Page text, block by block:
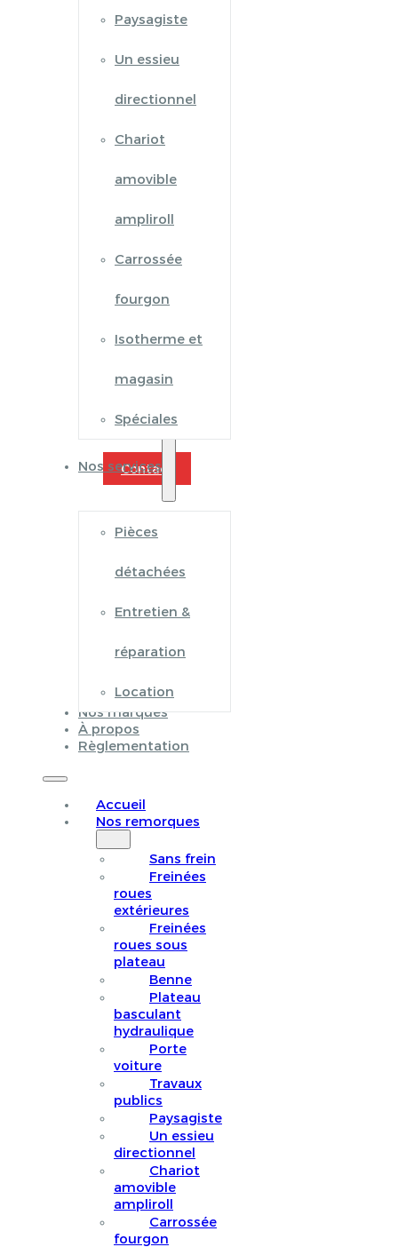
Paysagiste
Un essieu
directionnel
Chariot
amovible
ampliroll
Carrossée
fourgon
Isotherme et
magasin
Spéciales
Nos services
Pièces
détachées
Entretien &
réparation
Location
Nos marques
À propos
Règlementation
Accueil
Nos remorques
Sans frein
Freinées
roues
extérieures
Freinées
roues sous
plateau
Benne
Plateau
basculant
hydraulique
Porte
voiture
Travaux
publics
Paysagiste
Un essieu
directionnel
Chariot
amovible
ampliroll
Carrossée
fourgon
Contact